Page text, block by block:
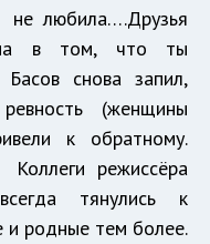
не любила….Друзья
в том, что ты
снова запил,
(женщины
к обратному.
режиссёра
тянулись к
и родные тем более.